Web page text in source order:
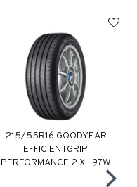
215/55R16 GOODYEAR
EFFICIENTGRIP
PERFORMANCE 2 XL 97W